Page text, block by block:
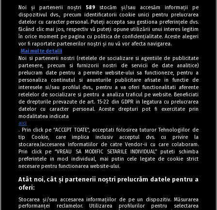
Tag index
Program Antena 1
Noi și partenerii noștri 589 stocăm și/sau accesăm informații pe
dispozitivul dvs., precum identificatorii cookie unici pentru prelucrarea
datelor cu caracter personal. Puteți accepta sau gestiona preferințele dvs.
făcând clic mai jos, respectiv vă puteți opune utilizării unui interes legitim
în orice moment pe pagina cu politica de confidențialitate. Aceste alegeri
vor fi raportate partenerilor noștri și nu vă vor afecta navigarea.
Mai multe detalii
Noi si partenerii nostri (retelele de socializare si agentiile de publicitate
partenere, precum si furnizorii nostri de servicii de date analitice)
prelucram date pentru a permite website-ului sa functioneze, pentru a
personaliza continutul si anunturile publicitare afisate in functie de
interesele si/sau profilul dvs., pentru a va oferi functionalitati aferente
retelelor de socializare si pentru a analiza traficul pe website. Beneficiati
de drepturile prevazute de art. 15-22 din GDPR in legatura cu prelucrarea
datelor cu caracter personal. Aceste drepturi pot fi exercitate prin
modalitatea indicata
aici
. Prin click pe “ACCEPT TOATE”, acceptati folosirea tuturor Tehnologiilor de
tip Cookie, care implica inclusiv acceptul dvs. cu privire la
stocarea/accesarea informatiilor de catre Vendor-ii cu care colaboram.
Prin click pe “VREAU SA MODIFIC SETARILE INDIVIDUAL” puteti schimba
preferintele in mod individual, mai putin cele legate de cookie strict
necesare pentru functionarea website-ului.
Atât noi, cât și partenerii noștri prelucrăm datele pentru a
oferi:
Stocarea și/sau accesarea informațiilor de pe un dispozitiv. Măsurarea
performanței reclamelor. Utilizarea profilurilor pentru selectarea